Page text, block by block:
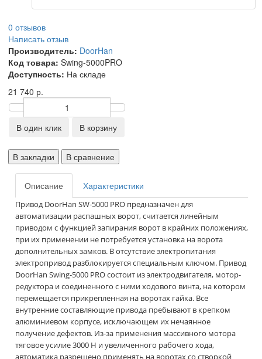
0 отзывов
Написать отзыв
Производитель: DoorHan
Код товара: Swing-5000PRO
Доступность: На складе
21 740 р.
В один клик В корзину
В закладки В сравнение
Описание Характеристики
Привод DoorHan SW-5000 PRO предназначен для
автоматизации распашных ворот, считается линейным
приводом с функцией запирания ворот в крайних положениях,
при их применении не потребуется установка на ворота
дополнительных замков. В отсутствие электропитания
электропривод разблокируется специальным ключом. Привод
DoorHan Swing-5000 PRO состоит из электродвигателя, мотор-
редуктора и соединенного с ними ходового винта, на котором
перемещается прикрепленная на воротах гайка. Все
внутренние составляющие привода пребывают в крепком
алюминиевом корпусе, исключающем их нечаянное
получение дефектов. Из-за применения массивного мотора
тяговое усилие 3000 Н и увеличенного рабочего хода,
автоматика разрешено применять на воротах со створкой